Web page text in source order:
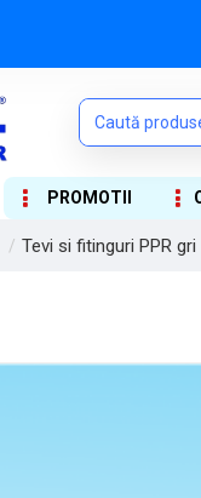
PROMOTII
Tevi si fitinguri PPR gri